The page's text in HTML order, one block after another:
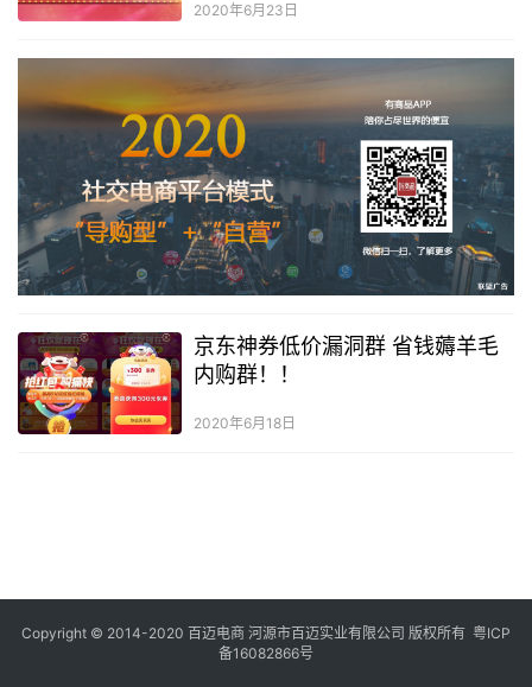
2020年6月23日
京东神券低价漏洞群 省钱薅羊毛
内购群！！
2020年6月18日
Copyright © 2014-2020 百迈电商 河源市百迈实业有限公司 版权所有 粤ICP
备16082866号